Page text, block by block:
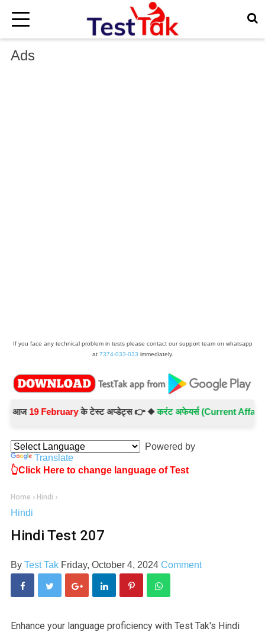
Ads
If you face any technical problem in tests please contact our support team on whatsapp
at 7374-033-033 immediately.
19 Februaryके टेस्ट अप्डेट्स 👉 ◆करंट अफेयर्स (Current Affairs) -
×
Powered by
Translate
👆Click Here to change language of Test
Home › Hindi ›
Hindi
Hindi Test 207
By Test Tak Friday, October 4, 2024 Comment
Enhance your language proficiency with Test Tak's Hindi